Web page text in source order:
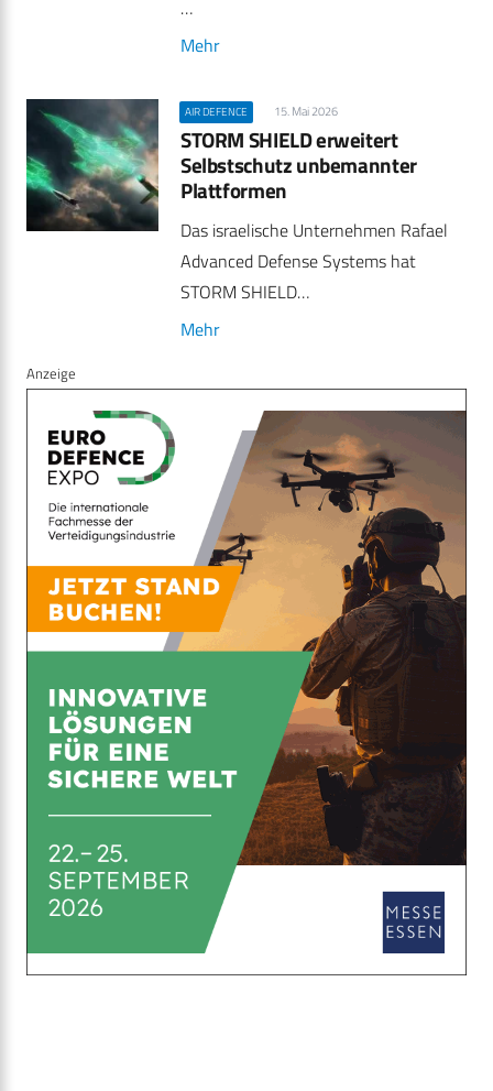
…
Mehr
AIR DEFENCE 15. Mai 2026
STORM SHIELD erweitert
Selbstschutz unbemannter
Plattformen
Das israelische Unternehmen Rafael
Advanced Defense Systems hat
STORM SHIELD…
Mehr
Anzeige